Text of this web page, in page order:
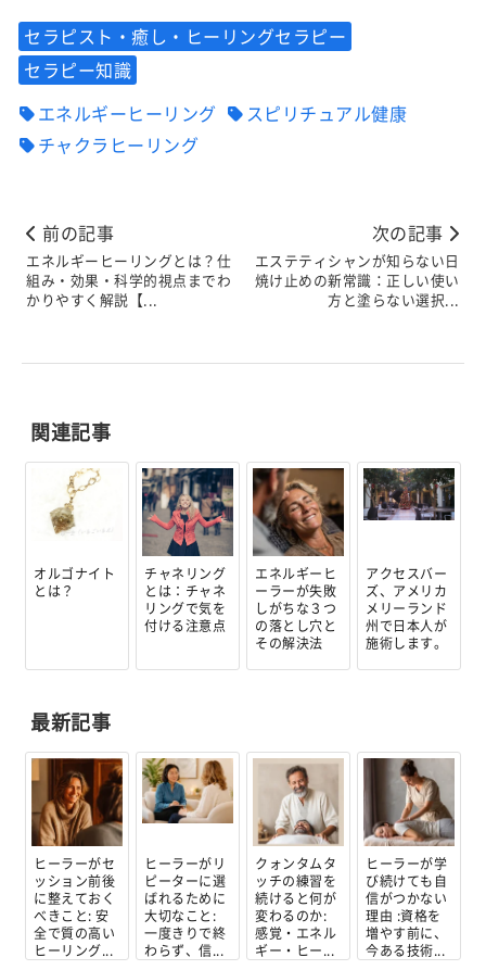
セラピスト・癒し・ヒーリングセラピー
セラピー知識
エネルギーヒーリング
スピリチュアル健康
チャクラヒーリング
前の記事
エネルギーヒーリングとは？仕
組み・効果・科学的視点までわ
かりやすく解説【...
次の記事
エステティシャンが知らない日
焼け止めの新常識：正しい使い
方と塗らない選択...
関連記事
オルゴナイト
とは？
チャネリング
とは：チャネ
リングで気を
付ける注意点
エネルギーヒ
ーラーが失敗
しがちな３つ
の落とし穴と
その解決法
アクセスバー
ズ、アメリカ
メリーランド
州で日本人が
施術します。
最新記事
ヒーラーがセ
ッション前後
に整えておく
べきこと: 安
全で質の高い
ヒーリング...
ヒーラーがリ
ピーターに選
ばれるために
大切なこと:
一度きりで終
わらず、信...
クォンタムタ
ッチの練習を
続けると何が
変わるのか:
感覚・エネル
ギー・ヒー...
ヒーラーが学
び続けても自
信がつかない
理由 :資格を
増やす前に、
今ある技術...